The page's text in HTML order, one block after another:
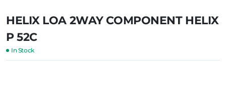
HELIX LOA 2WAY COMPONENT HELIX
P 52C
In Stock